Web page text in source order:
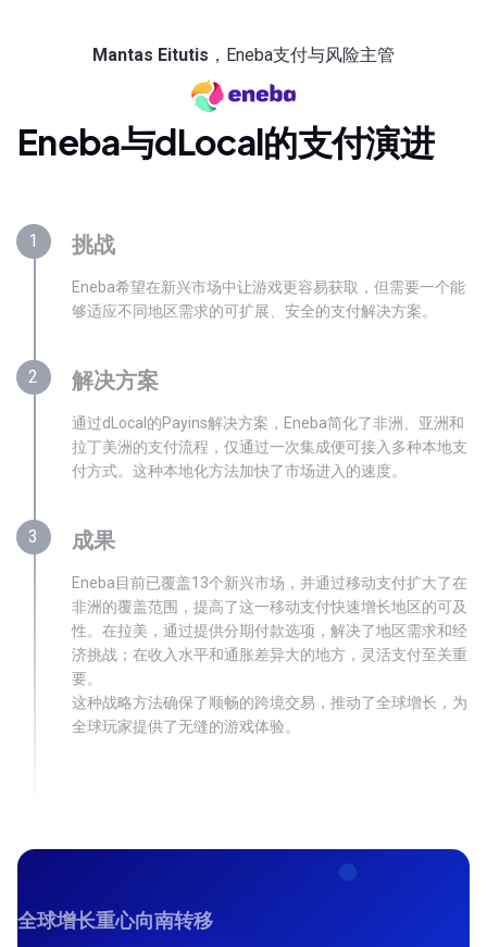
Mantas Eitutis ，Eneba支付与风险主管
Eneba与dLocal的支付演进
1 挑战
Eneba希望在新兴市场中让游戏更容易获取，但需要一个能
够适应不同地区需求的可扩展、安全的支付解决方案。
2 解决方案
通过dLocal的Payins解决方案，Eneba简化了非洲、亚洲和
拉丁美洲的支付流程，仅通过一次集成便可接入多种本地支
付方式。这种本地化方法加快了市场进入的速度。
3 成果
Eneba目前已覆盖13个新兴市场，并通过移动支付扩大了在
非洲的覆盖范围，提高了这一移动支付快速增长地区的可及
性。在拉美，通过提供分期付款选项，解决了地区需求和经
济挑战；在收入水平和通胀差异大的地方，灵活支付至关重
要。
这种战略方法确保了顺畅的跨境交易，推动了全球增长，为
全球玩家提供了无缝的游戏体验。
全球增长重心向南转移